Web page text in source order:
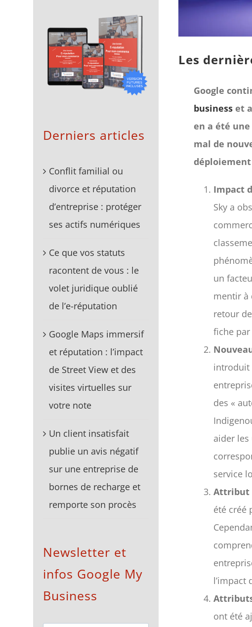
Les
Google
business et
en a été
mal de
Impact
Sky a
un
mentir à
retour
fiche
introduit
des «
aider
service
Attribut
été créé
l’impact
ont été
Derniers articles
Conflit familial ou
divorce et réputation
d’entreprise : protéger
ses actifs numériques
Ce que vos statuts
racontent de vous : le
volet juridique oublié
de l’e-réputation
Google Maps immersif
et réputation : l’impact
de Street View et des
visites virtuelles sur
votre note
Un client insatisfait
publie un avis négatif
sur une entreprise de
bornes de recharge et
remporte son procès
Newsletter et
infos Google My
Business